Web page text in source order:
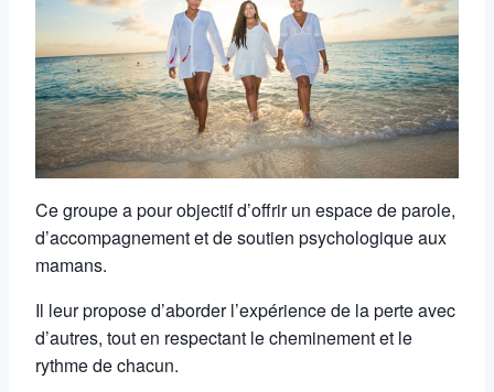
Ce groupe a pour objectif d’offrir un espace de parole,
d’accompagnement et de soutien psychologique aux
mamans.
Il leur propose d’aborder l’expérience de la perte avec
d’autres, tout en respectant le cheminement et le
rythme de chacun.